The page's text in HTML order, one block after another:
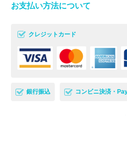
お支払い方法について
クレジットカード
銀行振込 コンビニ決済・